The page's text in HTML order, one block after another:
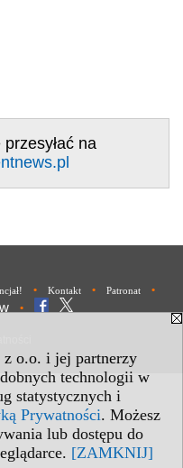
z o.o. i jej partnerzy
technologii w
statystycznych i
Prywatności. Możesz
lub dostępu do
[ZAMKNIJ]
na
• Kontakt • Patronat •
•